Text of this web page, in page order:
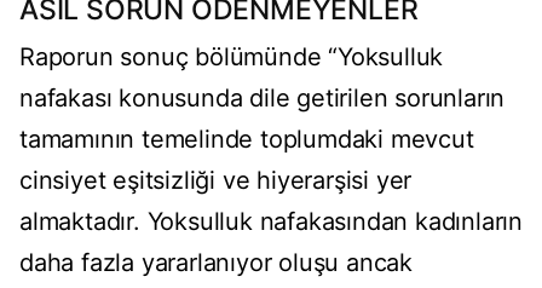
ASIL SORUN ÖDENMEYENLER
Raporun sonuç bölümünde “Yoksulluk
nafakası konusunda dile getirilen sorunların
tamamının temelinde toplumdaki mevcut
cinsiyet eşitsizliği ve hiyerarşisi yer
almaktadır. Yoksulluk nafakasından kadınların
daha fazla yararlanıyor oluşu ancak